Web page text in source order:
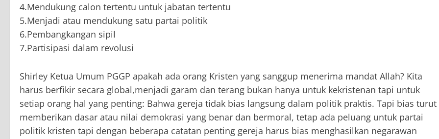
4.Mendukung calon tertentu untuk jabatan tertentu
5.Menjadi atau mendukung satu partai politik
6.Pembangkangan sipil
7.Partisipasi dalam revolusi
Shirley Ketua Umum PGGP apakah ada orang Kristen yang sanggup menerima mandat Allah? Kita
harus berfikir secara global,menjadi garam dan terang bukan hanya untuk kekristenan tapi untuk
setiap orang hal yang penting: Bahwa gereja tidak bias langsung dalam politik praktis. Tapi bias turut
memberikan dasar atau nilai demokrasi yang benar dan bermoral, tetap ada peluang untuk partai
politik kristen tapi dengan beberapa catatan penting gereja harus bias menghasilkan negarawan